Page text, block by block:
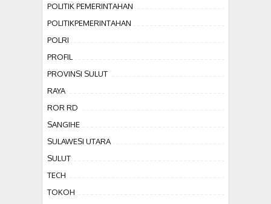
POLITIK PEMERINTAHAN
POLITIKPEMERINTAHAN
POLRI
PROFIL
PROVINSI SULUT
RAYA
ROR RD
SANGIHE
SULAWESI UTARA
SULUT
TECH
TOKOH